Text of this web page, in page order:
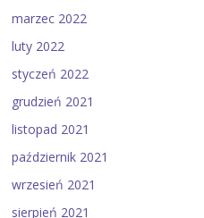
marzec 2022
luty 2022
styczeń 2022
grudzień 2021
listopad 2021
październik 2021
wrzesień 2021
sierpień 2021